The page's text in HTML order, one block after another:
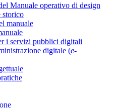
Manuale operativo di design
storico
manuale
i servizi pubblici digitali
digitale (e-